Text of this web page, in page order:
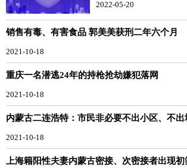
2022-05-20
销售有毒、有害食品 郭美美获刑二年六个月
2021-10-18
重庆一名潜逃24年的持枪抢劫嫌犯落网
2021-10-18
内蒙古二连浩特：市民非必要不出小区、不出
2021-10-18
上海籍阳性夫妻内蒙古密接、次密接者出现